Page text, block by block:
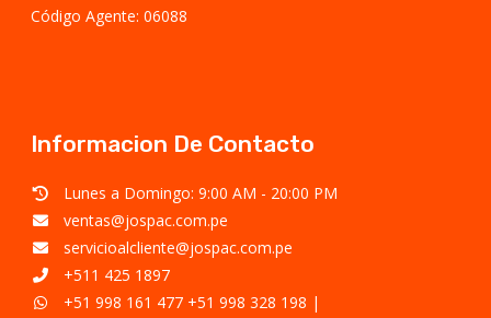
Código Agente: 06088
Informacion De Contacto
Lunes a Domingo: 9:00 AM - 20:00 PM
ventas@jospac.com.pe
servicioalcliente@jospac.com.pe
+511 425 1897
+51 998 161 477 +51 998 328 198 |